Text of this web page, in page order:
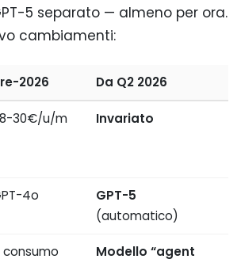
5 separato — almeno per ora.
cambiamenti:
2026 Da Q2 2026
30€/u/m Invariato
4o
GPT-5
(automatico)
consumo
Modello “agent